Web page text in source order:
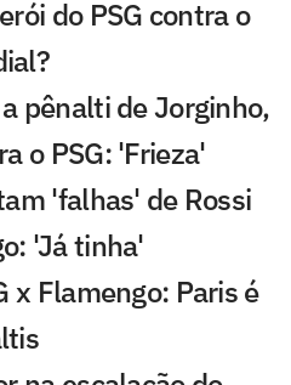
do PSG contra o
pênalti de Jorginho,
o PSG: 'Frieza'
'falhas' de Rossi
'Já tinha'
x Flamengo: Paris é